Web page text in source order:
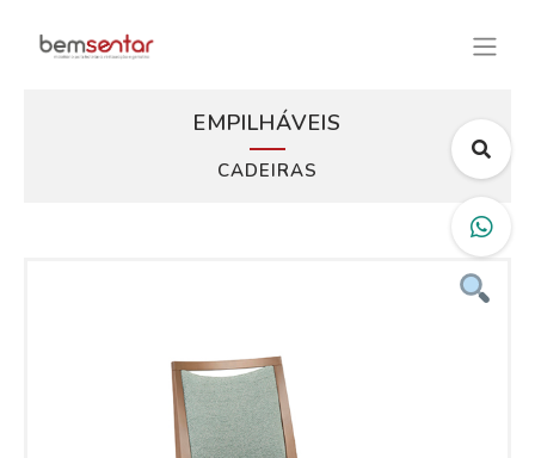
EMPILHÁVEIS
CADEIRAS